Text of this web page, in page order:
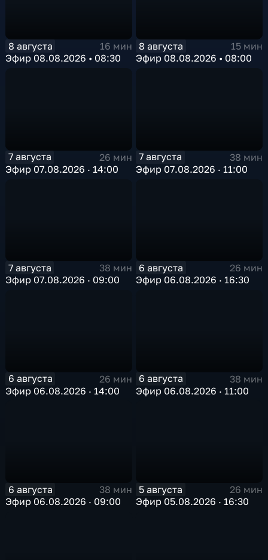
8 августа
16 мин
Эфир 08.08.2026 • 08:30
8 августа
15 мин
Эфир 08.08.2026 • 08:00
7 августа
26 мин
Эфир 07.08.2026 · 14:00
7 августа
38 мин
Эфир 07.08.2026 · 11:00
7 августа
38 мин
Эфир 07.08.2026 · 09:00
6 августа
26 мин
Эфир 06.08.2026 · 16:30
6 августа
26 мин
Эфир 06.08.2026 · 14:00
6 августа
38 мин
Эфир 06.08.2026 · 11:00
6 августа
38 мин
Эфир 06.08.2026 · 09:00
5 августа
26 мин
Эфир 05.08.2026 · 16:30